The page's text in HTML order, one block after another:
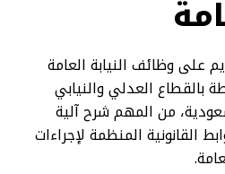
على وظائف النيابة العامة
بالقطاع العدلي والنيابي
من المهم شرح آلية
القانونية المنظمة لإجراءات